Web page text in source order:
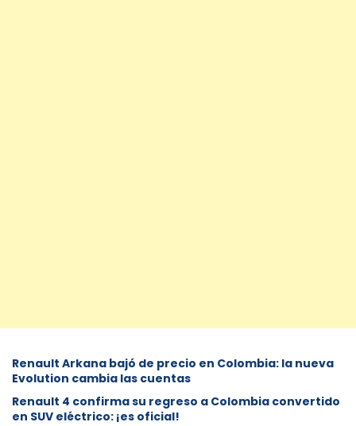
Renault Arkana bajó de precio en Colombia: la nueva
Evolution cambia las cuentas
Renault 4 confirma su regreso a Colombia convertido
en SUV eléctrico: ¡es oficial!